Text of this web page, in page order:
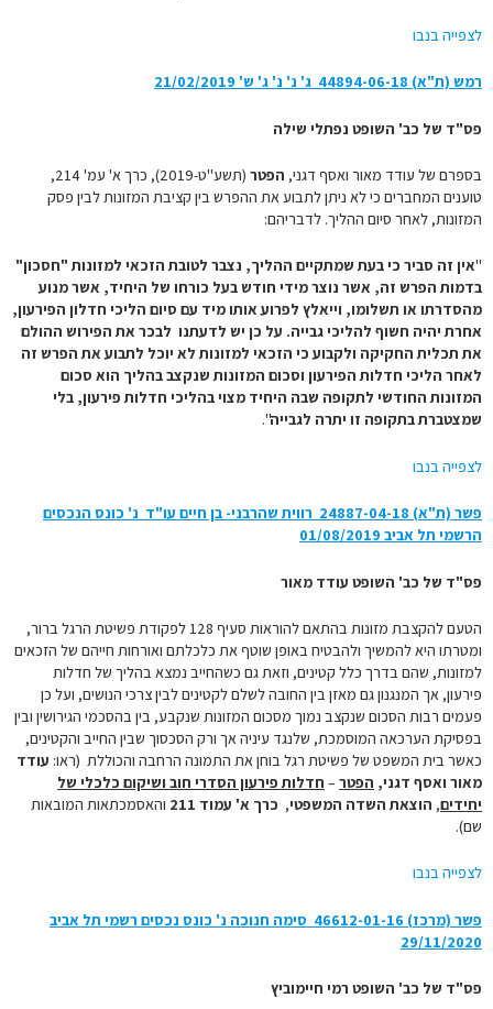
לצפייה בנבו
רמש (ת"א) 44894-06-18‏ ג' נ' נ' ג' ש'‏ 21/02/2019
פס"ד של כב' השופט נפתלי שילה
בספרם של עודד מאור ואסף דגני, הפטר
(תשע"ט-2019), כרך א' עמ' 214,
טוענים המחברים כי לא ניתן לתבוע את ההפרש בין קציבת המזונות לבין פסק
המזונות, לאחר סיום ההליך. לדבריהם:
"אין זה סביר כי בעת שמתקיים ההליך, נצבר לטובת הזכאי למזונות "חסכון"
בדמות הפרש זה, אשר נוצר מידי חודש בעל כורחו של היחיד, אשר מנוע
מהסדרתו או תשלומו, וייאלץ לפרוע אותו מיד עם סיום הליכי חדלון הפירעון,
אחרת יהיה חשוף להליכי גבייה. על כן יש לדעתנו לבכר את הפירוש ההולם
את תכלית החקיקה ולקבוע כי הזכאי למזונות לא יוכל לתבוע את הפרש זה
לאחר הליכי חדלות הפירעון וסכום המזונות שנקצב בהליך הוא סכום
המזונות החודשי לתקופה שבה היחיד מצוי בהליכי חדלות פירעון, בלי
שמצטברת בתקופה זו יתרה לגבייה".
לצפייה בנבו
פשר (ת"א) 24887-04-18‏ ‏ רווית שהרבני- בן חיים עו"ד נ' כונס הנכסים
הרשמי תל אביב 01/08/2019
פס"ד של כב' השופט עודד מאור
הטעם להקצבת מזונות בהתאם להוראות סעיף 128 לפקודת פשיטת הרגל ברור,
ומטרתו היא להמשיך ולהבטיח באופן שוטף את כלכלתם ואורחות חייהם של הזכאים
למזונות, שהם בדרך כלל קטינים, וזאת גם כשהחייב נמצא בהליך של חדלות
פירעון, אך המנגנון גם מאזן בין החובה לשלם לקטינים לבין צרכי הנושים, ועל כן
פעמים רבות הסכום שנקצב נמוך מסכום המזונות שנקבע, בין בהסכמי הגירושין ובין
בפסיקת הערכאה המוסמכת, שלנגד עיניה אך ורק הסכסוך שבין החייב והקטינים,
כאשר בית המשפט של פשיטת רגל בוחן את התמונה הרחבה והכוללת (ראו: עודד
מאור ואסף דגני, הפטר– חדלות פירעון הסדרי חוב ושיקום כלכלי של
יחידים, הוצאת השדה המשפטי, כרך א' עמוד 211
והאסמכתאות המובאות
שם).
לצפייה בנבו
פשר (מרכז) 46612-01-16‏ ‏ סימה חנוכה נ' כונס נכסים רשמי תל אביב
29/11/2020
פס"ד של כב' השופט רמי חיימוביץ